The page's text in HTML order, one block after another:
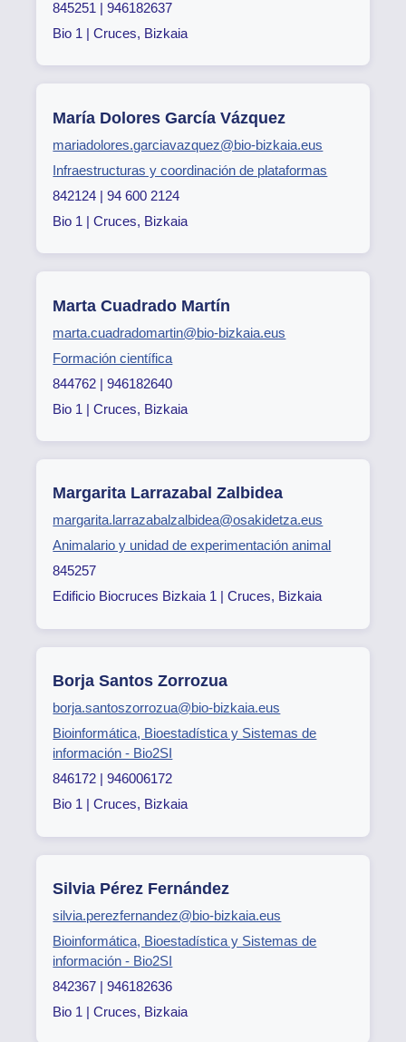
845251 | 946182637
Bio 1 | Cruces, Bizkaia
María Dolores García Vázquez
mariadolores.garciavazquez@bio-bizkaia.eus
Infraestructuras y coordinación de plataformas
842124 | 94 600 2124
Bio 1 | Cruces, Bizkaia
Marta Cuadrado Martín
marta.cuadradomartin@bio-bizkaia.eus
Formación científica
844762 | 946182640
Bio 1 | Cruces, Bizkaia
Margarita Larrazabal Zalbidea
margarita.larrazabalzalbidea@osakidetza.eus
Animalario y unidad de experimentación animal
845257
Edificio Biocruces Bizkaia 1 | Cruces, Bizkaia
Borja Santos Zorrozua
borja.santoszorrozua@bio-bizkaia.eus
Bioinformática, Bioestadística y Sistemas de
información - Bio2SI
846172 | 946006172
Bio 1 | Cruces, Bizkaia
Silvia Pérez Fernández
silvia.perezfernandez@bio-bizkaia.eus
Bioinformática, Bioestadística y Sistemas de
información - Bio2SI
842367 | 946182636
Bio 1 | Cruces, Bizkaia